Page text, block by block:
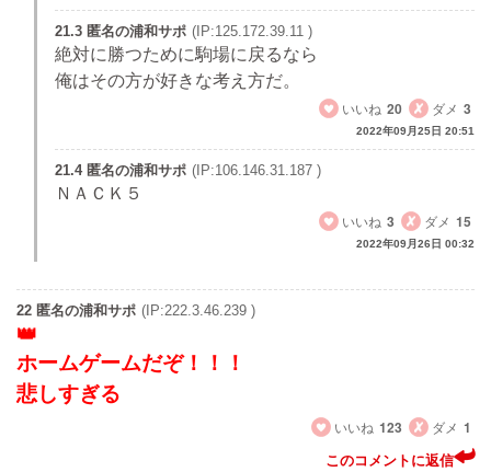
21.3 匿名の浦和サポ (IP:125.172.39.11 )
絶対に勝つために駒場に戻るなら
俺はその方が好きな考え方だ。
いいね 20 ダメ 3
2022年09月25日 20:51
21.4 匿名の浦和サポ (IP:106.146.31.187 )
ＮＡＣＫ５
いいね 3 ダメ 15
2022年09月26日 00:32
22 匿名の浦和サポ (IP:222.3.46.239 )
ホームゲームだぞ！！！
悲しすぎる
いいね 123 ダメ 1
このコメントに返信